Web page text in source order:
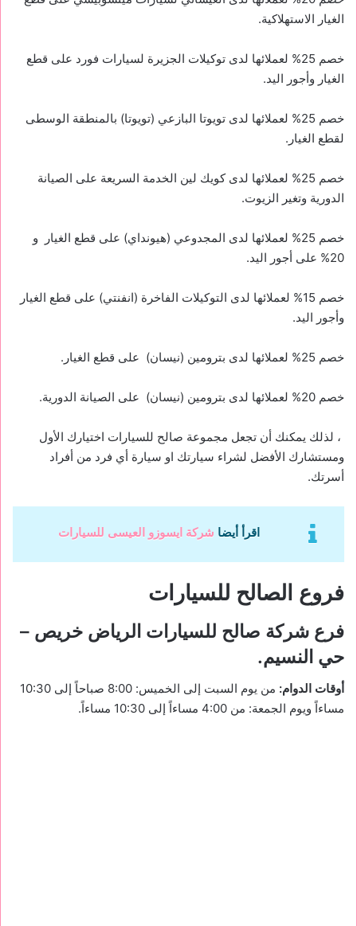
الغيار الاستهلاكية.
خصم 25% لعملائها لدى توكيلات الجزيرة لسيارات فورد على قطع
الغيار وأجور اليد.
خصم 25% لعملائها لدى تويوتا البازعي (تويوتا) بالمنطقة الوسطى
لقطع الغيار.
خصم 25% لعملائها لدى كويك لين الخدمة السريعة على الصيانة
الدورية وتغير الزيوت.
خصم 25% لعملائها لدى المجدوعي (هيونداي) على قطع الغيار و
20% على أجور اليد.
خصم 15% لعملائها لدى التوكيلات الفاخرة (انفنتي) على قطع الغيار
وأجور اليد.
خصم 25% لعملائها لدى بترومين (نيسان) على قطع الغيار.
خصم 20% لعملائها لدى بترومين (نيسان) على الصيانة الدورية.
، لذلك يمكنك أن تجعل مجموعة صالح للسيارات اختيارك الأول
ومستشارك الأفضل لشراء سيارتك او سيارة أي فرد من أفراد
أسرتك.
اقرأ أيضا شركة ايسوزو العيسى للسيارات
فروع الصالح للسيارات
فرع شركة صالح للسيارات الرياض خريص –
حي النسيم.
أوقات الدوام:
من يوم السبت إلى الخميس: 8:00 صباحاً إلى 10:30
مساءاً ويوم الجمعة: من 4:00 مساءاً إلى 10:30 مساءاً.